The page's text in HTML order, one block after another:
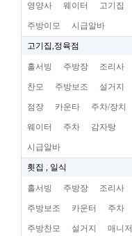
영양사 웨이터 고기집
주방이모 시급알바
고기집,정육점
홀서빙 주방장 조리사
찬모 주방보조 설거지
점장 카운타 주차/장치
웨이터 주차 감자탕
시급알바
횟집 , 일식
홀서빙 주방장 조리사
주방보조 카운터 주차
주방찬모 설거지 매니저